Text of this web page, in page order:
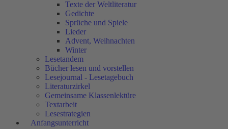
Texte der Weltliteratur
Gedichte
Sprüche und Spiele
Lieder
Advent, Weihnachten
Winter
Lesetandem
Bücher lesen und vorstellen
Lesejournal - Lesetagebuch
Literaturzirkel
Gemeinsame Klassenlektüre
Textarbeit
Lesestrategien
Anfangsunterricht